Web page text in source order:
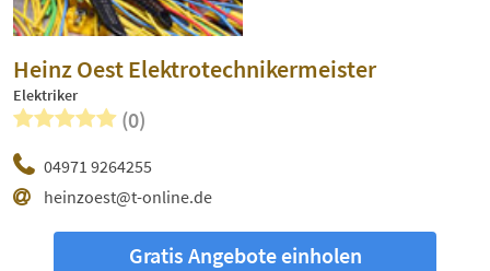
Heinz Oest Elektrotechnikermeister
Elektriker
(0)
04971 9264255
heinzoest@t-online.de
Gratis Angebote einholen